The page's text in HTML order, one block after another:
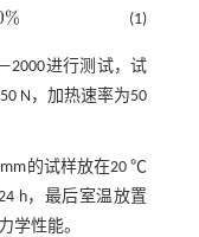
% (1)
进行测试，试
N，加热速率为50
mm的试样放在20 ℃
h，最后室温放置
学性能。